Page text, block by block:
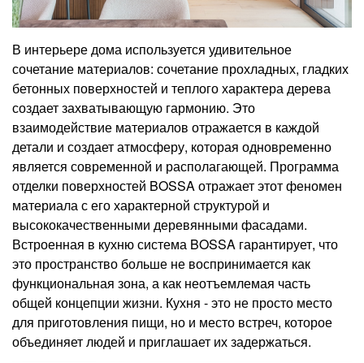
В интерьере дома используется удивительное
сочетание материалов: сочетание прохладных, гладких
бетонных поверхностей и теплого характера дерева
создает захватывающую гармонию. Это
взаимодействие материалов отражается в каждой
детали и создает атмосферу, которая одновременно
является современной и располагающей. Программа
отделки поверхностей BOSSA отражает этот феномен
материала с его характерной структурой и
высококачественными деревянными фасадами.
Встроенная в кухню система BOSSA гарантирует, что
это пространство больше не воспринимается как
функциональная зона, а как неотъемлемая часть
общей концепции жизни. Кухня - это не просто место
для приготовления пищи, но и место встреч, которое
объединяет людей и приглашает их задержаться.